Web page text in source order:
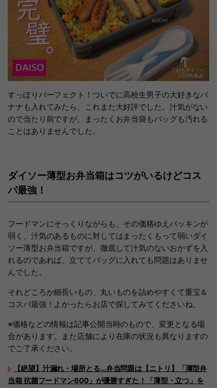
すっぽりパーフェクト！ついでに高校生男子の大好きなバ
ナナも入れてみたら、これまた大好評でした。汁気がない
ので当たり前ですが、まったくお弁当袋もバッグも汚れる
ことはありませんでした。
ダイソー薄型お弁当箱はコツがいるけどコス
パ最強！
フードマンにそっくりながらも、その価格ゆえパッキンが
弱く、汁気のあるものに対してはまったくもって弱いダイ
ソー薄型お弁当箱ですが、徹底して汁気のないおかずを入
れるのであれば、立ててバッグに入れても問題はありませ
んでした。
それどころか細長いもの、丸いものを詰めやすくて重宝＆
コスパ最強！よかったらお店で探してみてくださいね。
※価格などの情報は記事公開当時のもので、変更となる場
合があります。また店舗により在庫の状況も異なりますの
でご了承ください。
【絶望】汁漏れ・場所とる…弁当問題は【ニトリ】「薄型弁
当箱 抗菌フードマン600」が優勝すぎた！「薄型・立つ」を